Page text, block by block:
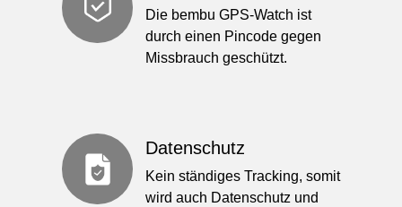
Die bembu GPS-Watch ist
durch einen Pincode gegen
Missbrauch geschützt.
Datenschutz
Kein ständiges Tracking, somit
wird auch Datenschutz und